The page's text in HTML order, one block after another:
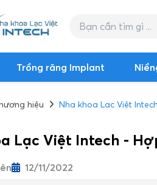
Trồng răng Implant
hiệu Nha khoa Lạc Việt
Lạc Việt Intech -
12/11/2022